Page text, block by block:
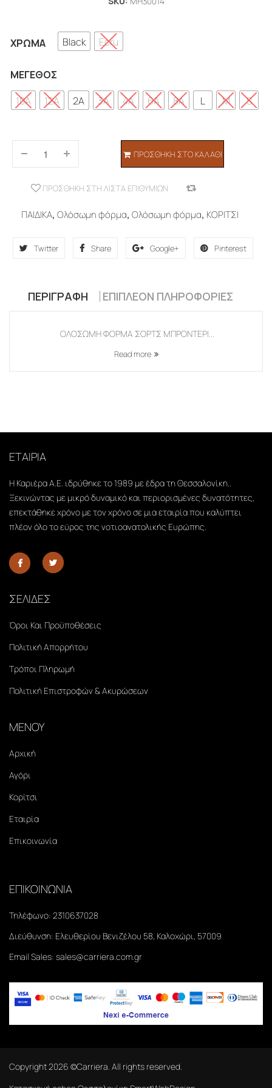
ΧΡΏΜΑ Black Ecru
ΜΈΓΕΘΟΣ
10A
12A 2A 3A 4A 6A 8A L M S
ΠΡΟΣΘΉΚΗ ΣΤΟ ΚΑΛΆΘΙ
ΠΡΟΣΘΉΚΗ ΣΤΗ ΛΊΣΤΑ ΕΠΙΘΥΜΙΏΝ
ΠΑΙΔΙΚΑ, Ολόσωμη φόρμα, Ολόσωμη φόρμα, ΚΟΡΙΤΣΙ
Twitter Share Google+ Pinterest
ΠΕΡΙΓΡΑΦΉ ΕΠΙΠΛΈΟΝ ΠΛΗΡΟΦΟΡΊΕΣ
ΟΛΟΣΩΜΗ ΦΟΡΜΑ ΣΟΡΤΣ ΜΠΡΟΝΤΕΡΙ...
Read more
ΕΤΑΙΡΙΑ
Η Καριέρα Α.Ε. ιδρύθηκε το 1989 με έδρα τη Θεσσαλονίκη..
Ξεκινώντας με μικρό δυναμικό και περιορισμένες δυνατότητες,
επεκτάθηκε χρόνο με τον χρόνο σε μια εταιρία που καλύπτει
πλέον όλο το εύρος της νοτιοανατολικής Ευρώπης.
ΣΕΛΙΔΕΣ
Όροι Και Προϋποθέσεις
Πολιτική Απορρήτου
Τρόποι Πληρωμή
Πολιτική Επιστροφών & Ακυρώσεων
ΜΕΝΟΥ
Αρχική
Αγόρι
Κορίτσι
Εταιρία
Επικοινωνία
ΕΠΙΚΟΙΝΩΝΙΑ
Τηλέφωνο: 2310637028
Διεύθυνση: Ελευθερίου Βενιζέλου 58, Καλοχώρι, 57009
Email Sales: sales@carriera.com.gr
Copyright2026 ©Carriera. All rights reserved.